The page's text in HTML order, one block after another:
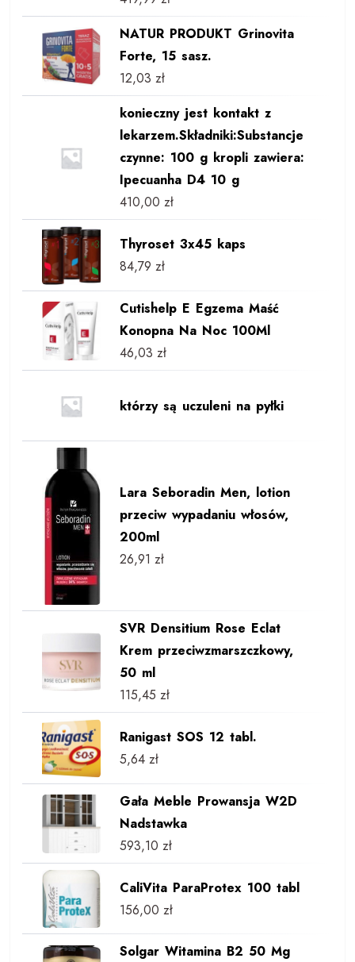
NATUR PRODUKT Grinovita
Forte, 15 sasz.
12,03 zł
konieczny jest kontakt z
lekarzem.Składniki:Substancje
czynne: 100 g kropli zawiera:
Ipecuanha D4 10 g
410,00 zł
Thyroset 3x45 kaps
84,79 zł
Cutishelp E Egzema Maść
Konopna Na Noc 100Ml
46,03 zł
którzy są uczuleni na pyłki
Lara Seboradin Men, lotion
przeciw wypadaniu włosów,
200ml
26,91 zł
SVR Densitium Rose Eclat
Krem przeciwzmarszczkowy,
50 ml
115,45 zł
Ranigast SOS 12 tabl.
5,64 zł
Gała Meble Prowansja W2D
Nadstawka
593,10 zł
CaliVita ParaProtex 100 tabl
156,00 zł
Solgar Witamina B2 50 Mg